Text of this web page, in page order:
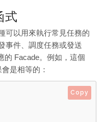
式
可以用來執行常見任務的
事件、調度任務或發送
的 Facade。例如，這個
是相等的：
Copy